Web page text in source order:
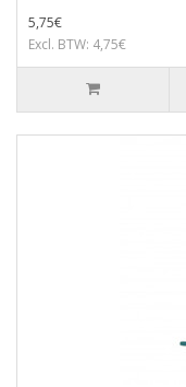
5,75€
Excl. BTW: 4,75€